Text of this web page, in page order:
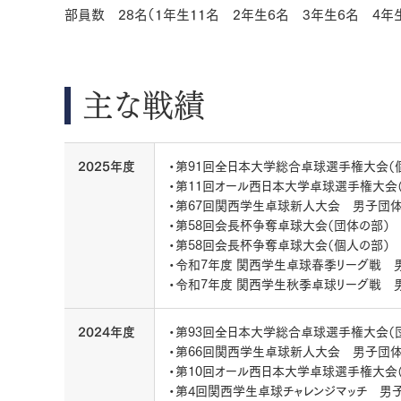
部員数 28名（1年生11名 2年生6名 3年生6名 4年
主な戦績
2025年度
・第91回全日本大学総合卓球選手権大会
・第11回オール西日本大学卓球選手権大
・第67回関西学生卓球新人大会 男子
・第58回会長杯争奪卓球大会（団体の
・第58回会長杯争奪卓球大会（個人の
・令和7年度 関西学生卓球春季リー
・令和7年度 関西学生秋季卓球リー
2024年度
・第93回全日本大学総合卓球選手権大会
・第66回関西学生卓球新人大会 男子
・第10回オール西日本大学卓球選手権大
・第4回関西学生卓球チャレンジマッチ